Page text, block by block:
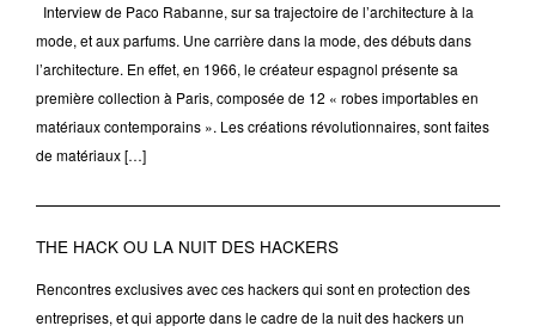
Interview de Paco Rabanne, sur sa trajectoire de l’architecture à la
mode, et aux parfums. Une carrière dans la mode, des débuts dans
l’architecture. En effet, en 1966, le créateur espagnol présente sa
première collection à Paris, composée de 12 « robes importables en
matériaux contemporains ». Les créations révolutionnaires, sont faites
de matériaux […]
THE HACK OU LA NUIT DES HACKERS
Rencontres exclusives avec ces hackers qui sont en protection des
entreprises, et qui apporte dans le cadre de la nuit des hackers un